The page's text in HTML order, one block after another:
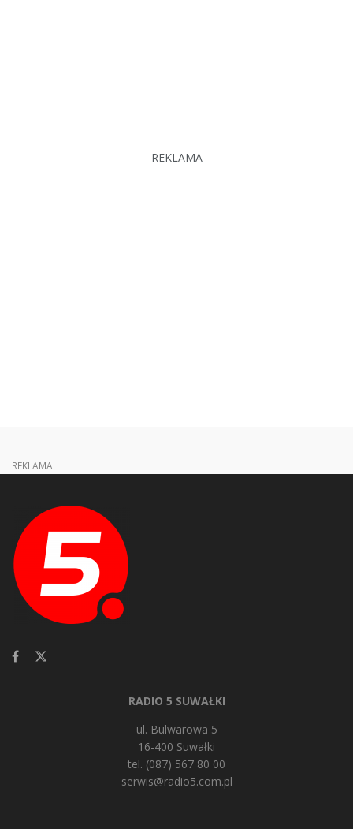
REKLAMA
REKLAMA
RADIO 5 SUWAŁKI
ul. Bulwarowa 5
16-400 Suwałki
tel. (087) 567 80 00
serwis@radio5.com.pl